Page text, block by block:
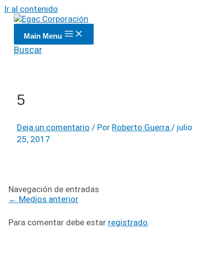
Ir al contenido
Main Menu
Buscar
5
Deja un comentario / Por Roberto Guerra / julio
25, 2017
Navegación de entradas
← Medios anterior
Para comentar debe estar registrado.